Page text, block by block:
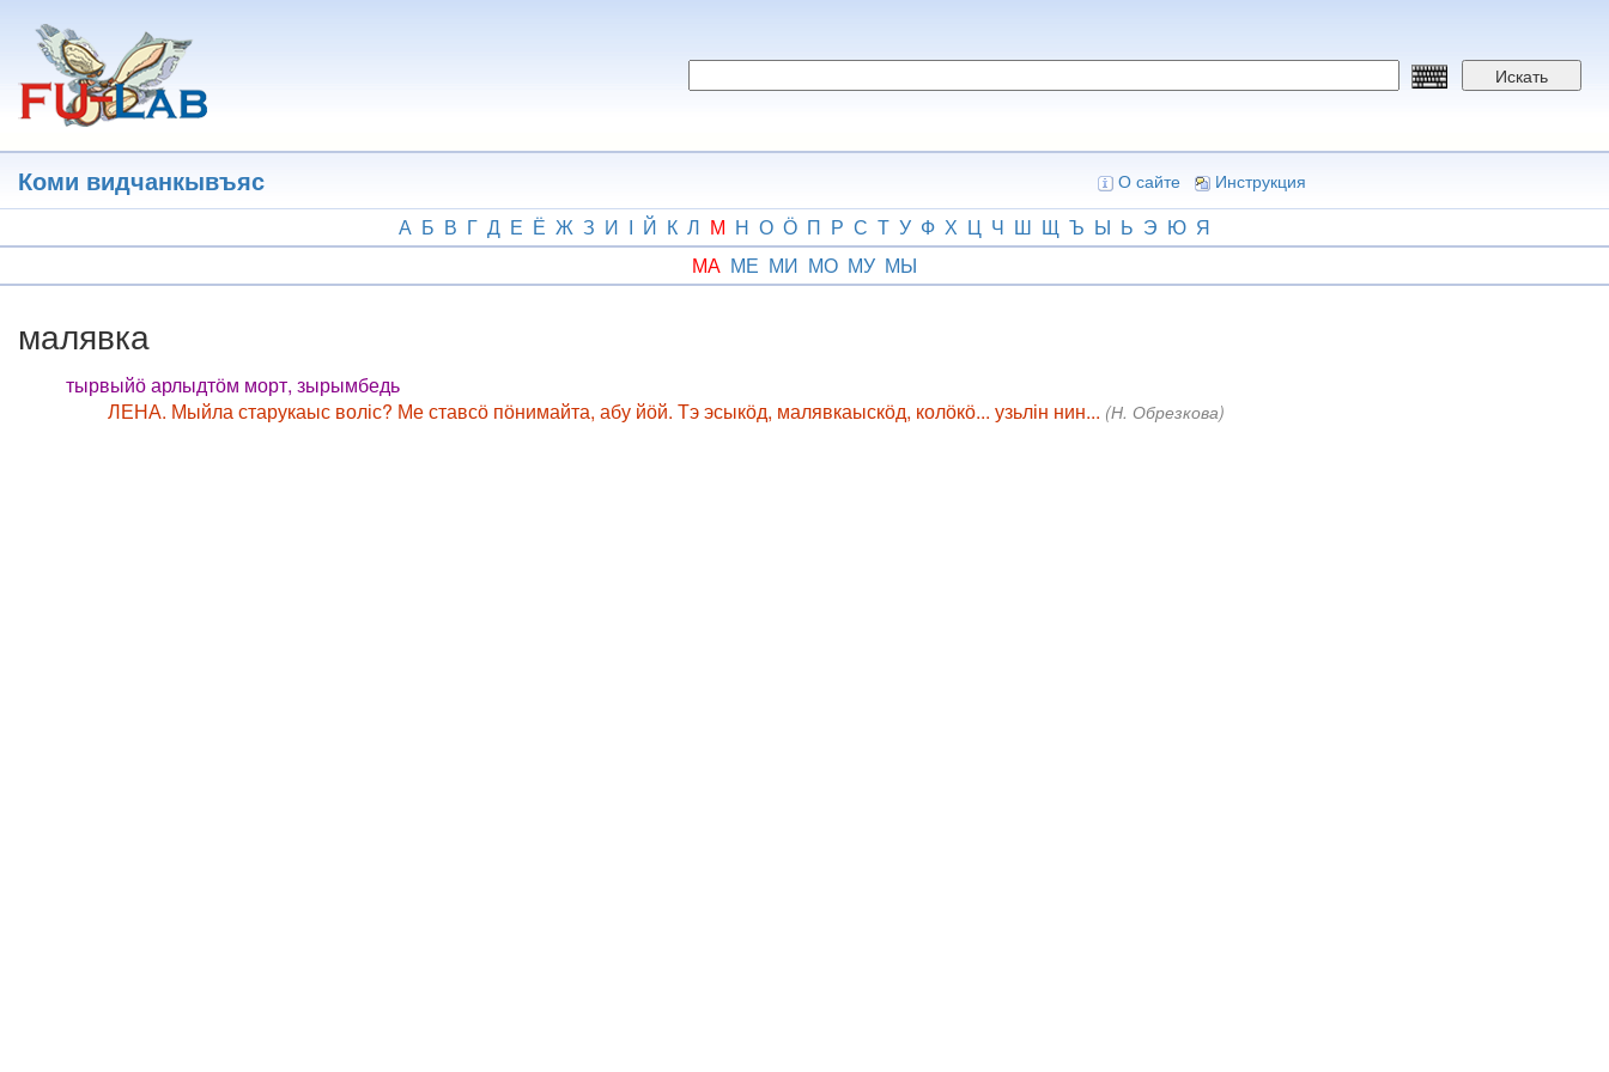
основному
содержанию
Искать
Коми видчанкывъяс О сайте Инструкция
А Б В Г Д Е Ё Ж З И І Й К Л М Н О Ӧ П Р С Т У Ф Х Ц Ч Ш Щ Ъ Ы Ь Э Ю Я
МА МЕ МИ МО МУ МЫ
малявка
тырвыйӧ арлыдтӧм морт, зырымбедь
ЛЕНА. Мыйла старукаыс воліс? Ме ставсӧ пӧнимайта, абу йӧй. Тэ эсыкӧд, малявкаыскӧд, колӧкӧ... узьлін нин... (Н. Обрезкова)